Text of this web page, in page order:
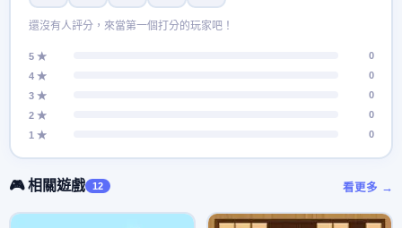
還沒有人評分，來當第一個打分的玩家吧！
5 ★
0
4 ★
0
3 ★
0
2 ★
0
1 ★
0
🎮 相關遊戲 12 看更多 →